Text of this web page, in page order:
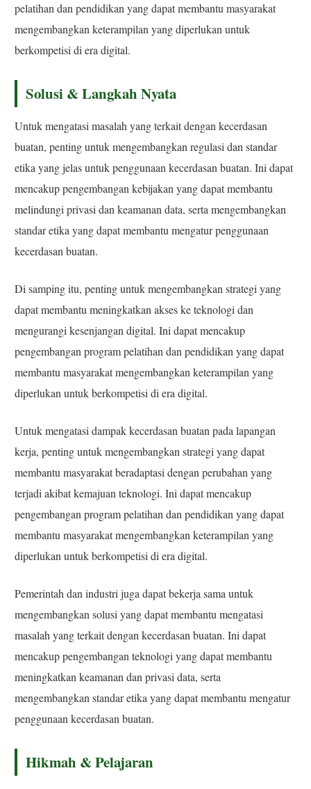
pelatihan dan pendidikan yang dapat membantu masyarakat
mengembangkan keterampilan yang diperlukan untuk
berkompetisi di era digital.
Solusi & Langkah Nyata
Untuk mengatasi masalah yang terkait dengan kecerdasan
buatan, penting untuk mengembangkan regulasi dan standar
etika yang jelas untuk penggunaan kecerdasan buatan. Ini dapat
mencakup pengembangan kebijakan yang dapat membantu
melindungi privasi dan keamanan data, serta mengembangkan
standar etika yang dapat membantu mengatur penggunaan
kecerdasan buatan.
Di samping itu, penting untuk mengembangkan strategi yang
dapat membantu meningkatkan akses ke teknologi dan
mengurangi kesenjangan digital. Ini dapat mencakup
pengembangan program pelatihan dan pendidikan yang dapat
membantu masyarakat mengembangkan keterampilan yang
diperlukan untuk berkompetisi di era digital.
Untuk mengatasi dampak kecerdasan buatan pada lapangan
kerja, penting untuk mengembangkan strategi yang dapat
membantu masyarakat beradaptasi dengan perubahan yang
terjadi akibat kemajuan teknologi. Ini dapat mencakup
pengembangan program pelatihan dan pendidikan yang dapat
membantu masyarakat mengembangkan keterampilan yang
diperlukan untuk berkompetisi di era digital.
Pemerintah dan industri juga dapat bekerja sama untuk
mengembangkan solusi yang dapat membantu mengatasi
masalah yang terkait dengan kecerdasan buatan. Ini dapat
mencakup pengembangan teknologi yang dapat membantu
meningkatkan keamanan dan privasi data, serta
mengembangkan standar etika yang dapat membantu mengatur
penggunaan kecerdasan buatan.
Hikmah & Pelajaran